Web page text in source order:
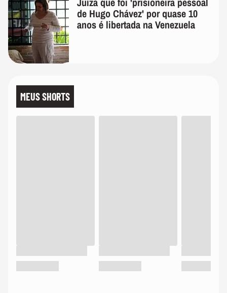
de Hugo Chávez' por quase 10
anos é libertada na Venezuela
MEUS SHORTS